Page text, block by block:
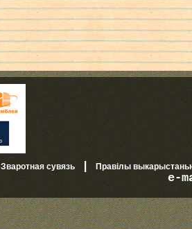
Зваротная сувязь| Правілы
e-